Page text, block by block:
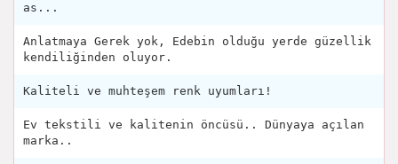
as...
Anlatmaya Gerek yok, Edebin olduğu yerde güzellik
kendiliğinden oluyor.
Kaliteli ve muhteşem renk uyumları!
Ev tekstili ve kalitenin öncüsü.. Dünyaya açılan
marka..